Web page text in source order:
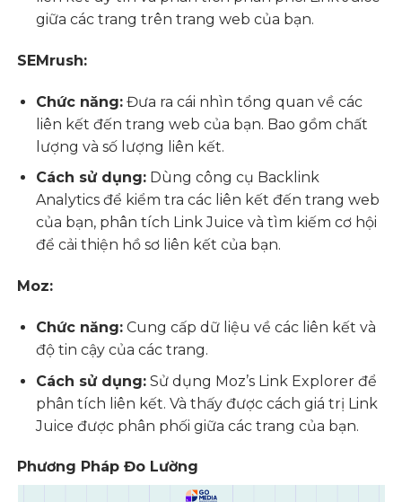
giữa các trang trên trang web của bạn.
SEMrush:
Chức năng: Đưa ra cái nhìn tổng quan về các
liên kết đến trang web của bạn. Bao gồm chất
lượng và số lượng liên kết.
Cách sử dụng: Dùng công cụ Backlink
Analytics để kiểm tra các liên kết đến trang web
của bạn, phân tích Link Juice và tìm kiếm cơ hội
để cải thiện hồ sơ liên kết của bạn.
Moz:
Chức năng: Cung cấp dữ liệu về các liên kết và
độ tin cậy của các trang.
Cách sử dụng: Sử dụng Moz’s Link Explorer để
phân tích liên kết. Và thấy được cách giá trị Link
Juice được phân phối giữa các trang của bạn.
Phương Pháp Đo Lường